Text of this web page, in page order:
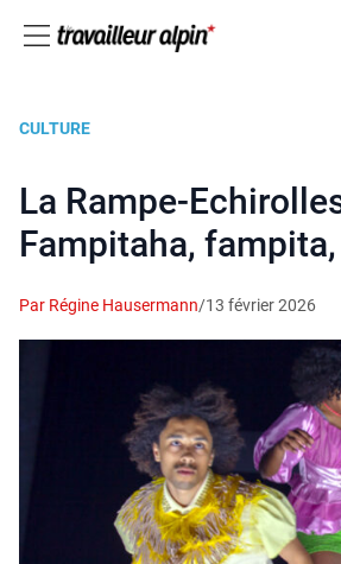
CULTURE
La Rampe-
Fampitaha,
Par Régine Hausermann/13 février 2026